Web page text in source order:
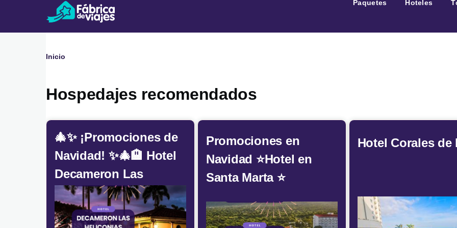
Pasar al contenido principal
Paquetes Hoteles
de
navegación
Inicio
Hospedajes recomendados
🎄✨ ¡Promociones de
Navidad! ✨🎄🏨 Hotel
Decameron Las
Heliconias
Promociones en
Navidad ⭐Hotel en
Santa Marta ⭐
Hotel Corales de